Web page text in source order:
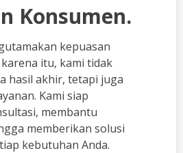
Konsumen.
kepuasan
itu, kami tidak
hasil akhir, tetapi juga
Kami siap
membantu
memberikan solusi
kebutuhan Anda.